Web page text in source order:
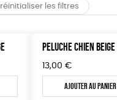
Biodégradable
Fabriqué en France
réinitialiser les filtres
PELUCHE CHIEN BEIGE
13,00 €
Ajouter au panier